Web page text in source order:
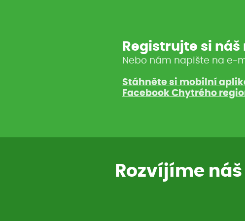
Registrujte si
Nebo nám napište na e-
Stáhněte si mobilní
Facebook Chytrého
Rozvíjíme